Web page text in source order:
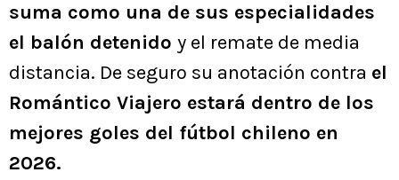
suma como una de sus especialidades
el balón detenido y el remate de media
distancia. De seguro su anotación contra el
Romántico Viajero estará dentro de los
mejores goles del fútbol chileno en
2026.